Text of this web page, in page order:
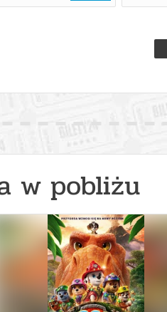
w pobliżu